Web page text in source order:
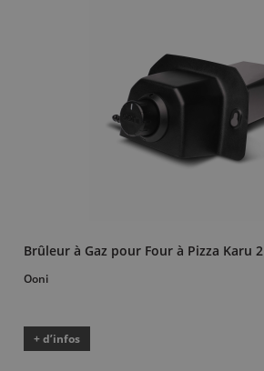
Brûleur à Gaz pour Four à Pizza Karu
Ooni
+ d’infos